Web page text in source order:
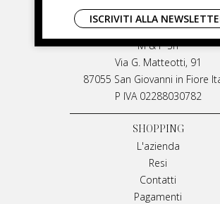
LIVIANA MIRARCHI
M & P Srl
Via G. Matteotti, 91
87055 San Giovanni in Fiore
P IVA 02288030782
SHOPPING
L'azienda
Resi
Contatti
Pagamenti
ISCRIVITI ALLA